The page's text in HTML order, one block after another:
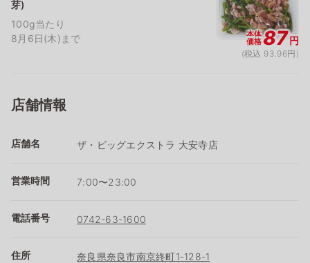
芽)
100g当たり
8月6日(木)まで
本体
価格87円
(税込 93.96円)
店舗情報
店舗名 ザ・ビッグエクストラ 大安寺店
営業時間 7:00〜23:00
電話番号 0742-63-1600
住所 奈良県奈良市南京終町1-128-1